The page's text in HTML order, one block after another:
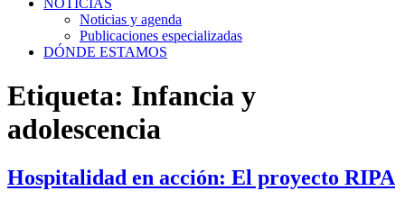
Noticias y agenda
Publicaciones especializadas
DÓNDE ESTAMOS
Etiqueta: Infancia y
adolescencia
Hospitalidad en acción: El proyecto RIPA